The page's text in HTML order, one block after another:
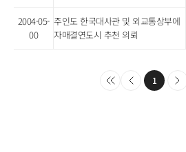
2004-05-
00
주인도 한국대사관 및 외교통상부에
자매결연도시 추천 의뢰
1